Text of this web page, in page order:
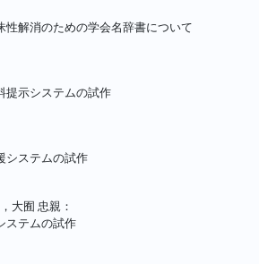
解消のための学会名辞書について
提示システムの試作
システムの試作
大囿 忠親：
ステムの試作